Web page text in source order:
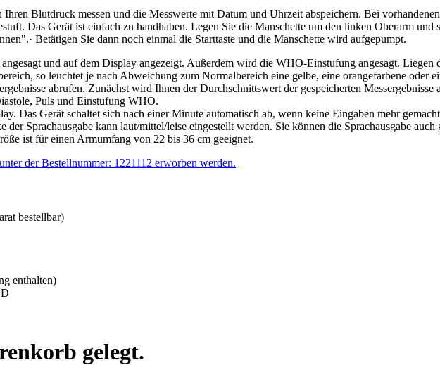
Blutdruck messen und die Messwerte mit Datum und Uhrzeit abspeichern. Bei
Das Gerät ist einfach zu handhaben. Legen Sie die Manschette um den linken Oberarm und
Betätigen Sie dann noch einmal die Starttaste und die Manschette wird aufgepumpt.
und auf dem Display angezeigt. Außerdem wird die WHO-­Einstufung angesagt.
so leuchtet je nach Abweichung zum Normalbereich eine gelbe, eine orangefarbene oder
abrufen. Zunächst wird Ihnen der Durchschnittswert der gespeicherten
Puls und Einstufung WHO.
Das Gerät schaltet sich nach einer Minute automatisch ab, wenn keine Eingaben mehr
Sprachausgabe kann laut/mittel/leise eingestellt werden. Sie können die Sprachausgabe
ist für einen Armumfang von 22 bis 36 cm geeignet.
der Bestellnummer: 1221112 erworben werden.
bestellbar)
ent­halten)
gelegt.